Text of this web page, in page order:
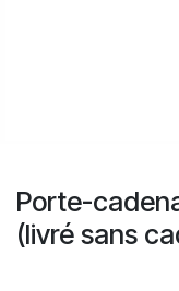
Porte-
(livré sans